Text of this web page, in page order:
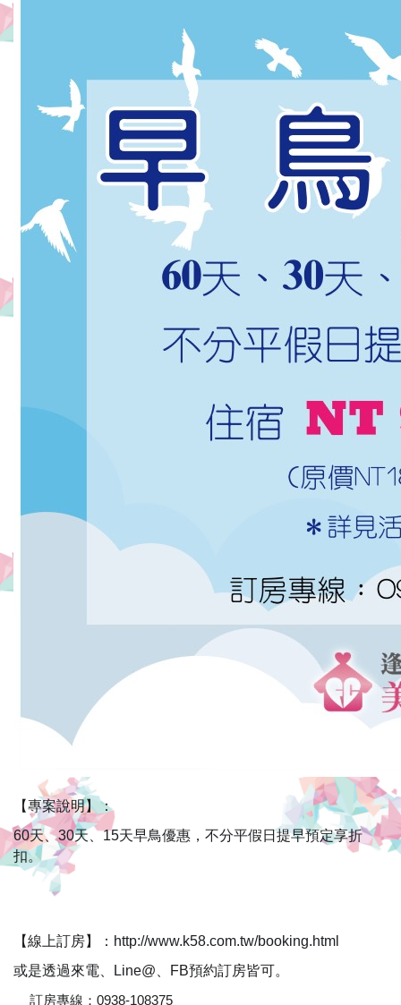
热
逢
单
附
有
公
车
站
交
通
【專案說明】：
60天、30天、15天早鳥優惠，不分平假日提早預定享折
扣。
【線上訂房】： http://www.k58.com.tw/booking.html
或是透過來電、Line@、FB預約訂房皆可。
訂房專線：0938-108375